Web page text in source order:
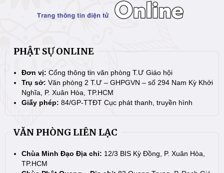
PHẬT SỰ ONLINE
Đơn vị: Cổng thông tin văn phòng T.Ư Giáo hội
Trụ sở: Văn phòng 2 T.Ư – GHPGVN – số 294 Nam Kỳ Khởi
Nghĩa, P. Xuân Hòa, TP.HCM
Giấy phép: 84/GP-TTĐT Cục phát thanh, truyền hình
VĂN PHÒNG LIÊN LẠC
Chùa Minh Đạo Địa chỉ: 12/3 BIS Kỳ Đồng, P. Xuân Hòa,
TP.HCM